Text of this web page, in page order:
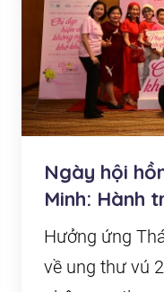
Ngày hội
Minh: Hành
hy vọng của
Hưởng ứng
về ung thư vú